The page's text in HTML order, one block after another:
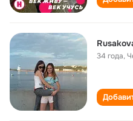
34 года,